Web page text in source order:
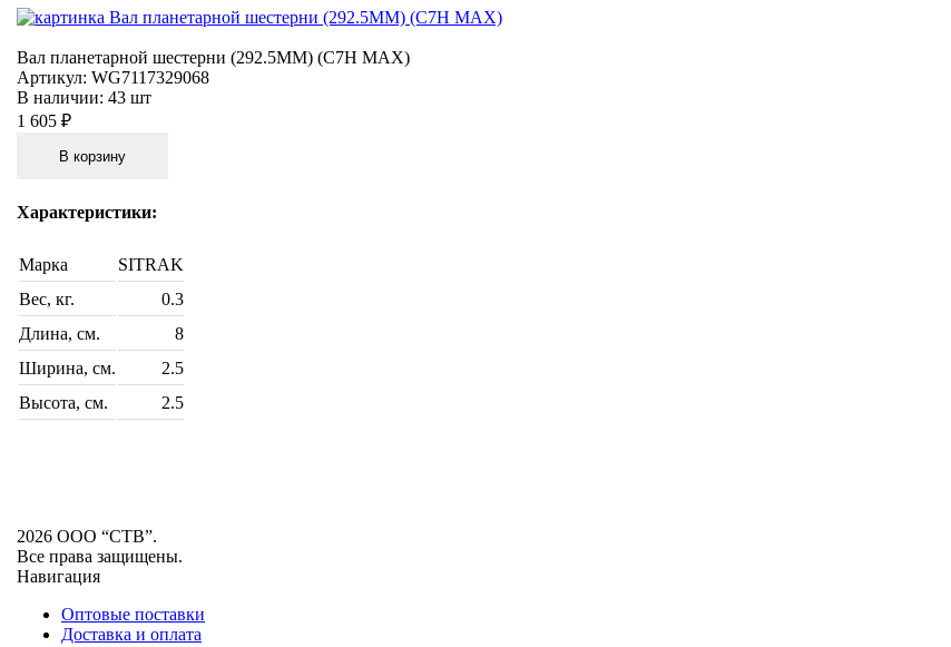
Вал планетарной шестерни (292.5MM) (C7H MAX)
Артикул: WG7117329068
В наличии: 43 шт
1 605 ₽
В корзину
Характеристики:
Марка
SITRAK
Вес, кг.
0.3
Длина, см.
8
Ширина, см.
2.5
Высота, см.
2.5
2026 ООО “СТВ”.
Все права защищены.
Навигация
Оптовые поставки
Доставка и оплата